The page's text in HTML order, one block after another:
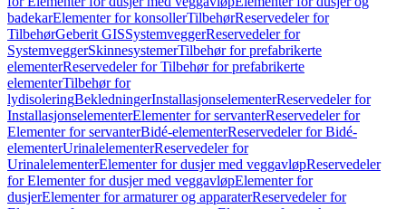
badekarElementer for konsollerTilbehørReservedeler for
TilbehørGeberit GISSystemveggerReservedeler for
SystemveggerSkinnesystemerTilbehør for prefabrikerte
elementerReservedeler for Tilbehør for prefabrikerte
elementerTilbehør for
lydisoleringBekledningerInstallasjonselementerReservedeler for
InstallasjonselementerElementer for servanterReservedeler for
Elementer for servanterBidé-elementerReservedeler for Bidé-
elementerUrinalelementerReservedeler for
UrinalelementerElementer for dusjer med veggavløpReservedeler
for Elementer for dusjer med veggavløpElementer for
dusjerElementer for armaturer og apparaterReservedeler for